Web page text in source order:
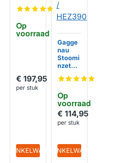
Op
voorraad
plaat
ijstaal
170071
€ 197,95
per stuk
IN WINKELWAGEN
Op
voorraad
Gagge
nau
Stoomi
nzet
kt voor
Braadp
an met
Glazen
Deksel
005761
HEZ39
0012
€ 114,95
per stuk
IN WINKELWAGEN